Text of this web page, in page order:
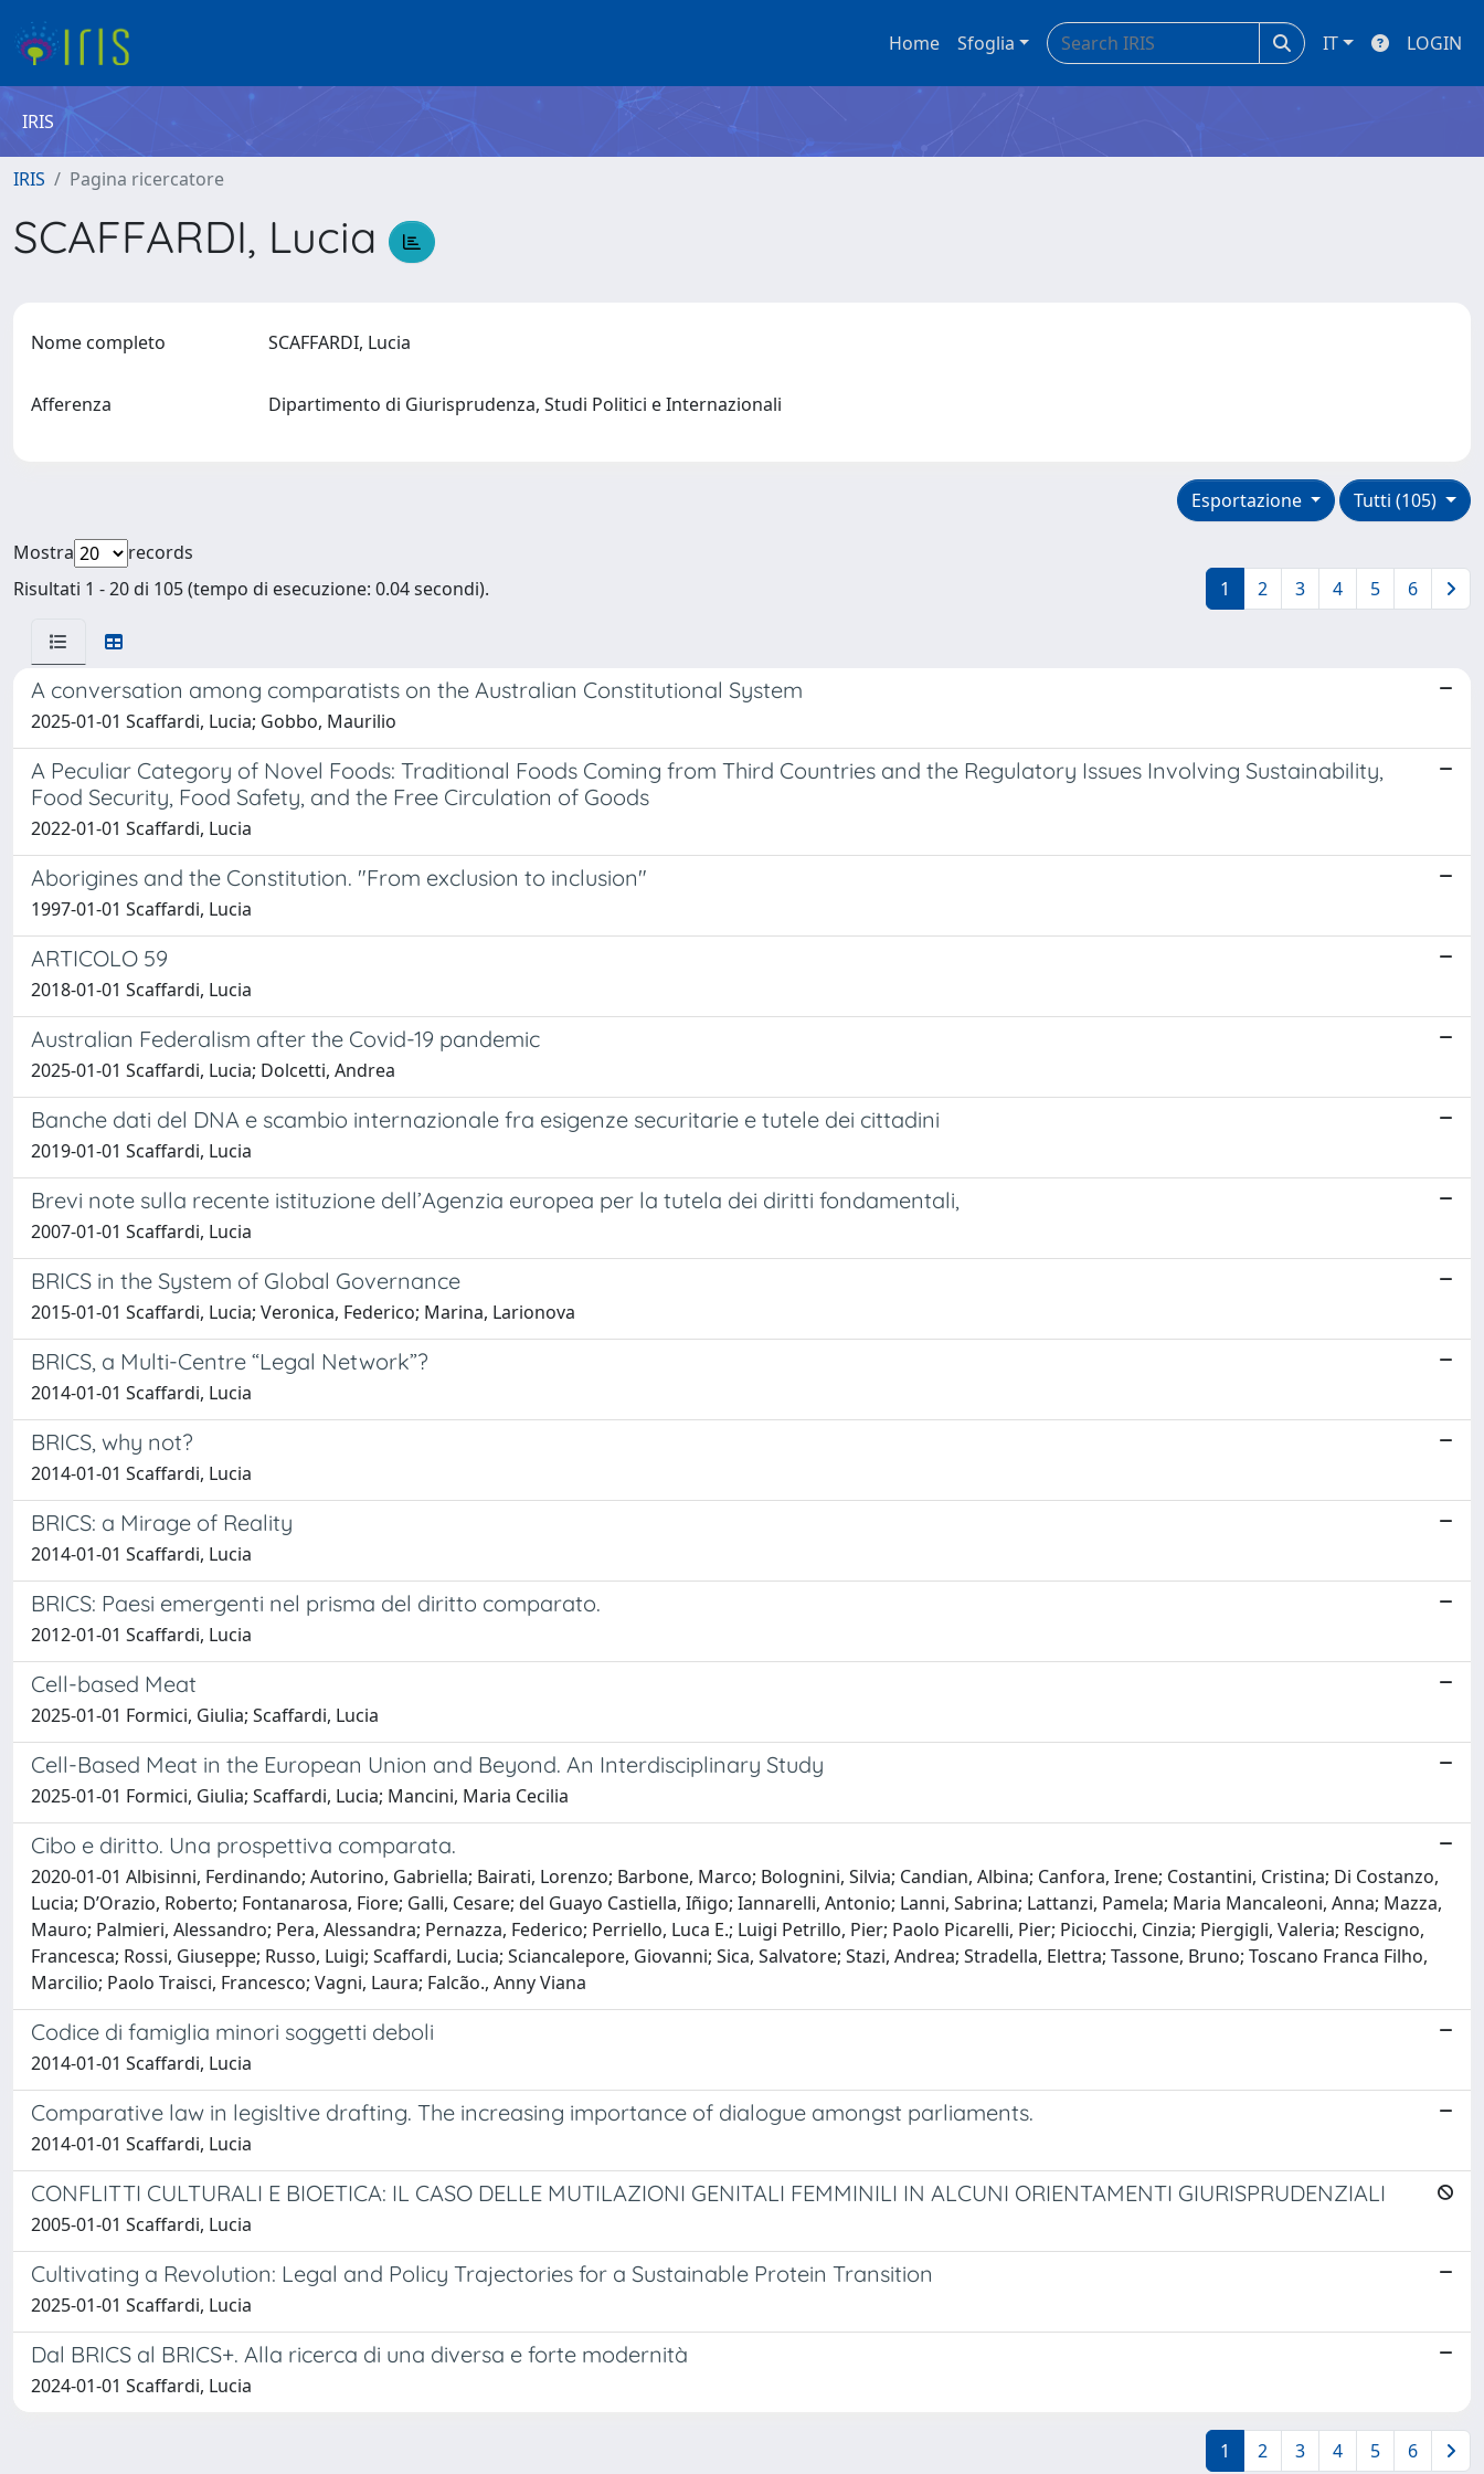
Home Sfoglia IT LOGIN
IRIS
IRIS Pagina ricercatore
SCAFFARDI, Lucia
Nome completo SCAFFARDI, Lucia
Afferenza Dipartimento di Giurisprudenza, Studi Politici e Internazionali
Tutti (105)
Esportazione
Mostra
records
Risultati 1 - 20 di 105 (tempo di esecuzione: 0.04 secondi).
1 2 3 4 5 6
A conversation among comparatists on the Australian Constitutional System
2025-01-01 Scaffardi, Lucia; Gobbo, Maurilio
A Peculiar Category of Novel Foods: Traditional Foods Coming from Third Countries and the Regulatory Issues Involving Sustainability,
Food Security, Food Safety, and the Free Circulation of Goods
2022-01-01 Scaffardi, Lucia
Aborigines and the Constitution. "From exclusion to inclusion"
1997-01-01 Scaffardi, Lucia
ARTICOLO 59
2018-01-01 Scaffardi, Lucia
Australian Federalism after the Covid-19 pandemic
2025-01-01 Scaffardi, Lucia; Dolcetti, Andrea
Banche dati del DNA e scambio internazionale fra esigenze securitarie e tutele dei cittadini
2019-01-01 Scaffardi, Lucia
Brevi note sulla recente istituzione dell’Agenzia europea per la tutela dei diritti fondamentali,
2007-01-01 Scaffardi, Lucia
BRICS in the System of Global Governance
2015-01-01 Scaffardi, Lucia; Veronica, Federico; Marina, Larionova
BRICS, a Multi-Centre “Legal Network”?
2014-01-01 Scaffardi, Lucia
BRICS, why not?
2014-01-01 Scaffardi, Lucia
BRICS: a Mirage of Reality
2014-01-01 Scaffardi, Lucia
BRICS: Paesi emergenti nel prisma del diritto comparato.
2012-01-01 Scaffardi, Lucia
Cell-based Meat
2025-01-01 Formici, Giulia; Scaffardi, Lucia
Cell-Based Meat in the European Union and Beyond. An Interdisciplinary Study
2025-01-01 Formici, Giulia; Scaffardi, Lucia; Mancini, Maria Cecilia
Cibo e diritto. Una prospettiva comparata.
2020-01-01 Albisinni, Ferdinando; Autorino, Gabriella; Bairati, Lorenzo; Barbone, Marco; Bolognini, Silvia; Candian, Albina; Canfora, Irene; Costantini, Cristina; Di Costanzo,
Lucia; D’Orazio, Roberto; Fontanarosa, Fiore; Galli, Cesare; del Guayo Castiella, Iñigo; Iannarelli, Antonio; Lanni, Sabrina; Lattanzi, Pamela; Maria Mancaleoni, Anna; Mazza,
Mauro; Palmieri, Alessandro; Pera, Alessandra; Pernazza, Federico; Perriello, Luca E.; Luigi Petrillo, Pier; Paolo Picarelli, Pier; Piciocchi, Cinzia; Piergigli, Valeria; Rescigno,
Francesca; Rossi, Giuseppe; Russo, Luigi; Scaffardi, Lucia; Sciancalepore, Giovanni; Sica, Salvatore; Stazi, Andrea; Stradella, Elettra; Tassone, Bruno; Toscano Franca Filho,
Marcilio; Paolo Traisci, Francesco; Vagni, Laura; Falcão., Anny Viana
Codice di famiglia minori soggetti deboli
2014-01-01 Scaffardi, Lucia
Comparative law in legisltive drafting. The increasing importance of dialogue amongst parliaments.
2014-01-01 Scaffardi, Lucia
CONFLITTI CULTURALI E BIOETICA: IL CASO DELLE MUTILAZIONI GENITALI FEMMINILI IN ALCUNI ORIENTAMENTI GIURISPRUDENZIALI
2005-01-01 Scaffardi, Lucia
Cultivating a Revolution: Legal and Policy Trajectories for a Sustainable Protein Transition
2025-01-01 Scaffardi, Lucia
Dal BRICS al BRICS+. Alla ricerca di una diversa e forte modernità
2024-01-01 Scaffardi, Lucia
1 2 3 4 5 6